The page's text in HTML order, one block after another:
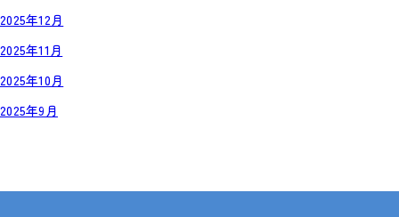
2025年12月
2025年11月
2025年10月
2025年9月